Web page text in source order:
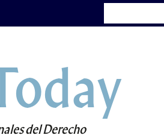
del Derecho